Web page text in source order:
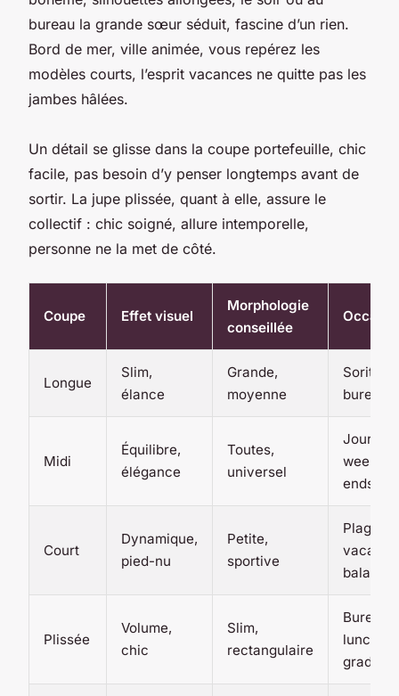
bureau la grande sœur séduit, fascine d’un rien.
Bord de mer, ville animée, vous repérez les
modèles courts, l’esprit vacances ne quitte pas les
jambes hâlées.
Un détail se glisse dans la coupe portefeuille, chic
facile, pas besoin d’y penser longtemps avant de
sortir. La jupe plissée, quant à elle, assure le
collectif : chic soigné, allure intemporelle,
personne ne la met de côté.
Coupe Effet visuel
Morphologie
conseillée
Longue
Slim,
élance
Grande,
moyenne
Sorites,
bureau
Midi
Équilibre,
élégance
Toutes,
universel
week-
ends,
Court
Dynamique,
pied-nu
Petite,
sportive
Plage,
balades
Plissée
Volume,
chic
Slim,
rectangulaire
Bureau,
lunch,
gradins